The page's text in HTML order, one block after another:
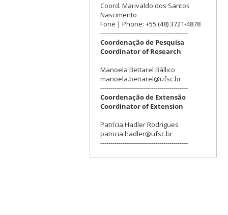
Coord. Marivaldo dos Santos
Nascimento
Fone | Phone: +55 (48) 3721-4878
-------------------------------------------
Coordenação de Pesquisa
Coordinator of Research
Manoela Bettarel Bállico
manoela.bettarel@ufsc.br
-------------------------------------------
Coordenação de Extensão
Coordinator of Extension
Patrícia Hadler Rodrigues
patricia.hadler@ufsc.br
-------------------------------------------